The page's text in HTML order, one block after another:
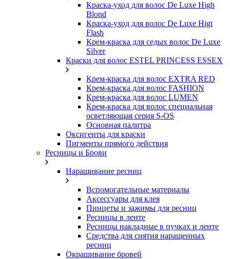
Краска-уход для волос De Luxe High
Blond
Краска-уход для волос De Luxe Higt
Flash
Крем-краска для седых волос De Luxe
Silver
Краски для волос ESTEL PRINCESS ESSEX
Крем-краска для волос EXTRA RED
Крем-краска для волос FASHION
Крем-краска для волос LUMEN
Крем-краска для волос специальная
осветляющая серия S-OS
Основная палитра
Оксигенты для краски
Пигменты прямого действия
Ресницы и Брови
Наращивание ресниц
Вспомогательные материалы
Аксессуары для клея
Пинцеты и зажимы для ресниц
Ресницы в ленте
Ресницы накладные в пучках и ленте
Средства для снятия наращенных
ресниц
Окрашивание бровей